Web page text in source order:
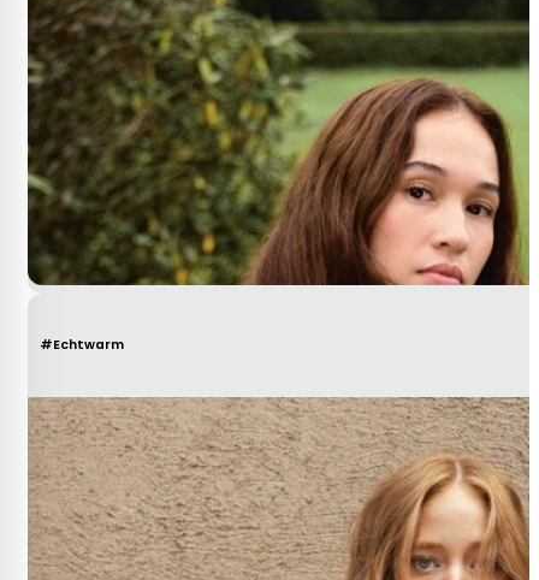
#Echtwarm